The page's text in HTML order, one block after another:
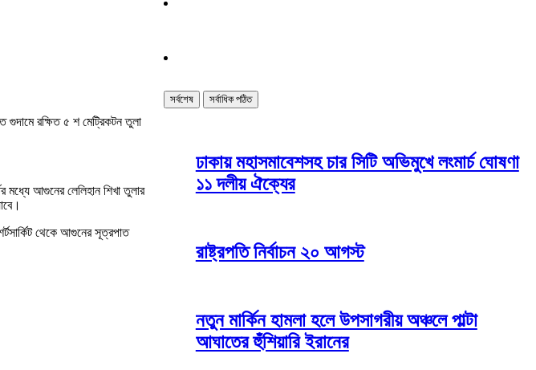
গুদামে রক্ষিত ৫ শ মেট্রিকটন তুলা
মধ্যে আগুনের লেলিহান শিখা তুলার
থেকে আগুনের সূত্রপাত
সর্বশেষ সর্বাধিক পঠিত
ঢাকায় মহাসমাবেশসহ চার সিটি অভিমুখে লংমার্চ ঘোষণা
১১ দলীয় ঐক্যের
রাষ্ট্রপতি নির্বাচন ২০ আগস্ট
নতুন মার্কিন হামলা হলে উপসাগরীয় অঞ্চলে পাল্টা
আঘাতের হুঁশিয়ারি ইরানের